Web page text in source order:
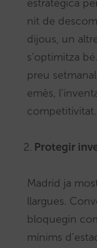
estratègica
nit de
dijous, un
s’optimitza
preu
emès,
competitivitat.
2. Protegir
Madrid ja
llargues.
bloquegin
mínims